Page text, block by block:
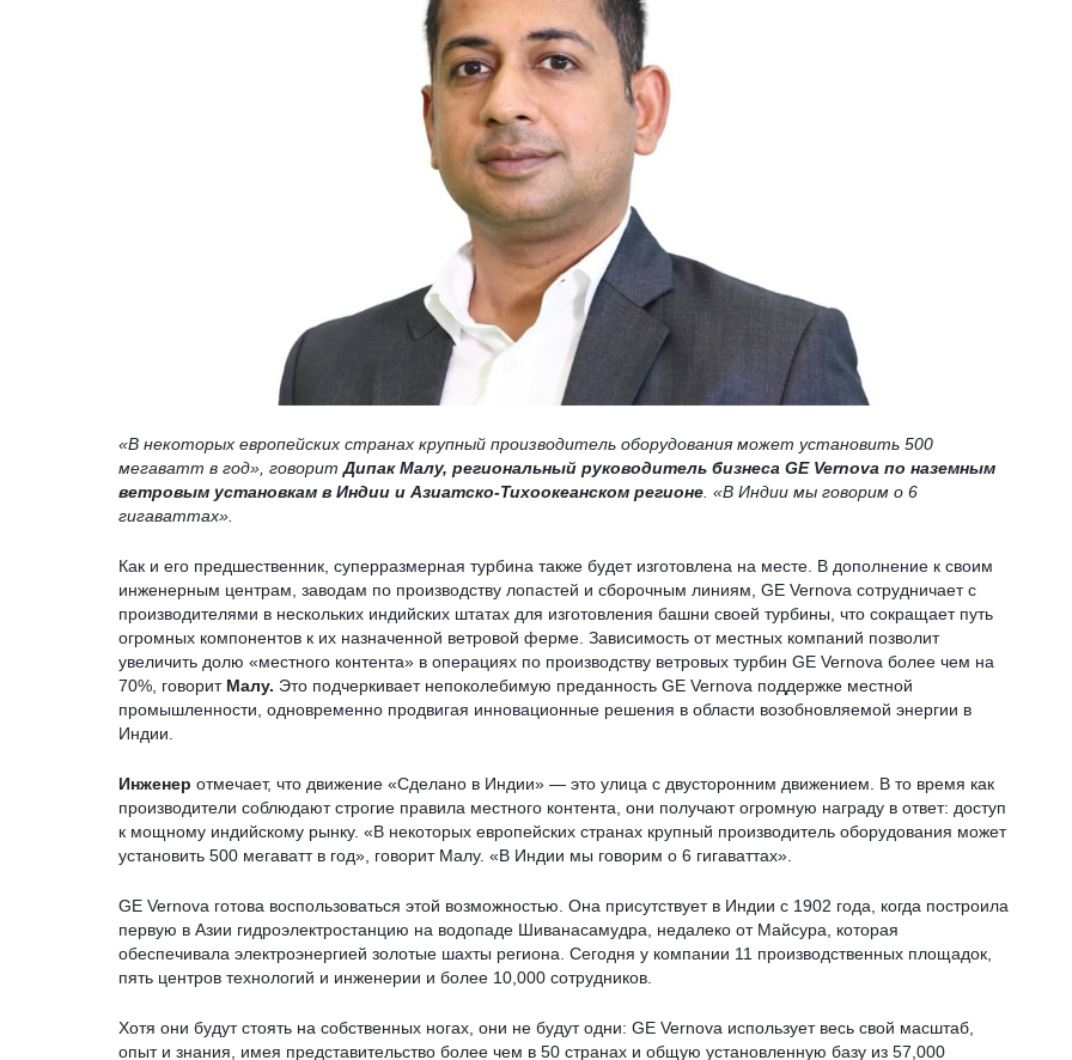
«В некоторых европейских странах крупный производитель оборудования может установить 500
мегаватт в год», говоритДипак Малу, региональный руководитель бизнеса GE Vernova по наземным
ветровым установкам в Индии и Азиатско-Тихоокеанском регионе . «В Индии мы говорим о 6
гигаваттах».
Как и его предшественник, суперразмерная турбина также будет изготовлена на месте. В дополнение к своим
инженерным центрам, заводам по производству лопастей и сборочным линиям, GE Vernova сотрудничает с
производителями в нескольких индийских штатах для изготовления башни своей турбины, что сокращает путь
огромных компонентов к их назначенной ветровой ферме. Зависимость от местных компаний позволит
увеличить долю «местного контента» в операциях по производству ветровых турбин GE Vernova более чем на
70%, говоритМалу. Это подчеркивает непоколебимую преданность GE Vernova поддержке местной
промышленности, одновременно продвигая инновационные решения в области возобновляемой энергии в
Индии.
Инженер отмечает, что движение «Сделано в Индии» — это улица с двусторонним движением. В то время как
производители соблюдают строгие правила местного контента, они получают огромную награду в ответ: доступ
к мощному индийскому рынку. «В некоторых европейских странах крупный производитель оборудования может
установить 500 мегаватт в год», говорит Малу. «В Индии мы говорим о 6 гигаваттах».
GE Vernova готова воспользоваться этой возможностью. Она присутствует в Индии с 1902 года, когда построила
первую в Азии гидроэлектростанцию на водопаде Шиванасамудра, недалеко от Майсура, которая
обеспечивала электроэнергией золотые шахты региона. Сегодня у компании 11 производственных площадок,
пять центров технологий и инженерии и более 10,000 сотрудников.
Хотя они будут стоять на собственных ногах, они не будут одни: GE Vernova использует весь свой масштаб,
опыт и знания, имея представительство более чем в 50 странах и общую установленную базу из 57,000